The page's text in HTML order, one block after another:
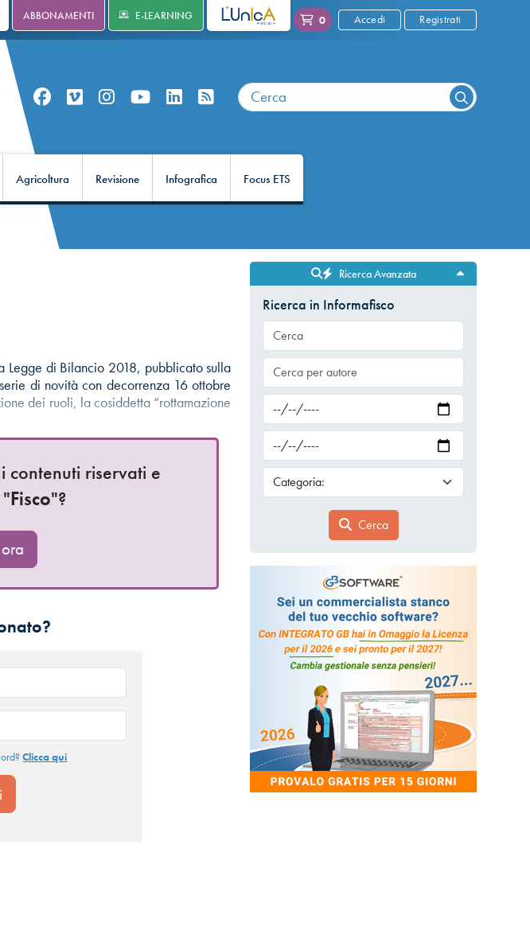
ABBONAMENTI E-LEARNING L'UNICA 0 Accedi Registrati
Agricoltura Revisione Infografica Focus ETS
di Bilancio 2018, pubblicato sulla
di novità con decorrenza 16 ottobre
dei ruoli, la cosiddetta “rottamazione
contenuti riservati e
Fisco"?
Clicca qui
Ricerca Avanzata
Ricerca in Informafisco
Cerca